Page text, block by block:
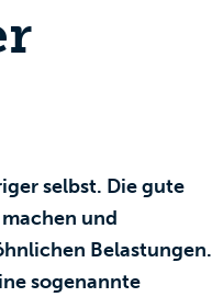
selbst. Die gute
und
Belastungen.
sogenannte